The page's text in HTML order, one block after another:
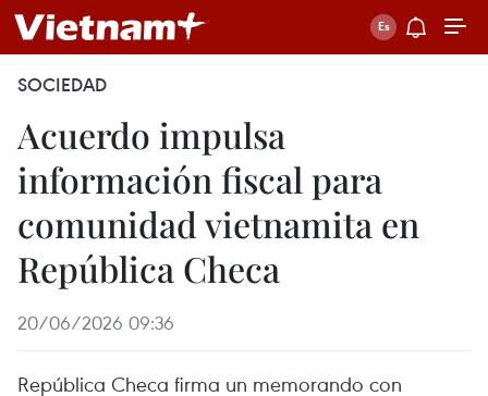
SOCIEDAD
Acuerdo impulsa
información fiscal para
comunidad vietnamita en
República Checa
20/06/2026 09:36
República Checa firma un memorando con